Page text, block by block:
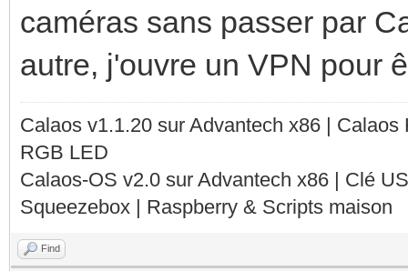
caméras sans passer par
autre, j'ouvre un VPN pour
Calaos v1.1.20 sur Advantech x86 |
RGB LED
Calaos-OS v2.0 sur Advantech x86 | Clé
Squeezebox | Raspberry & Scripts maison
Find